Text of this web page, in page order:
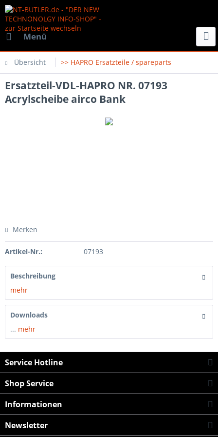
Menü
Übersicht >> HAPRO Ersatzteile / spareparts
Ersatzteil-VDL-HAPRO NR. 07193
Acrylscheibe airco Bank
Merken
Artikel-Nr.: 07193
Beschreibung
mehr
Downloads
... mehr
Service Hotline
Shop Service
Informationen
Newsletter